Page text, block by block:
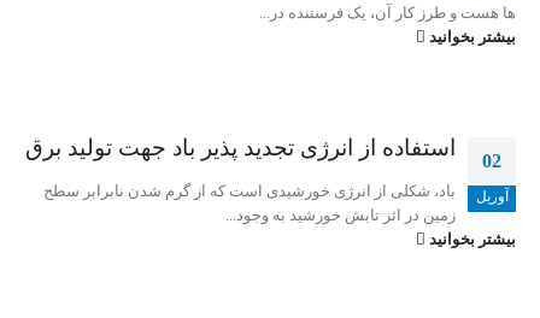
ها هست و طرز کار آن، یک فرستنده در...
بیشتر بخوانید
02
آوریل
استفاده از انرژی تجدید پذیر باد جهت تولید برق
باد، شکلی از انرژی خورشیدی است که از گرم شدن نابرابر سطح
زمین در اثر تابش خورشید به وجود...
بیشتر بخوانید